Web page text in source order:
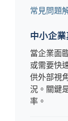
常見問題
中小企
當企業面
或需要快
供外部視
況。關鍵
率。